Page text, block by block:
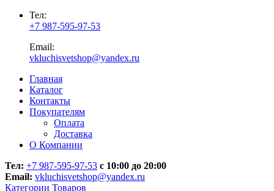
Тел:
+7 987-595-97-53
Email:
vkluchisvetshop@yandex.ru
Главная
Каталог
Контакты
Покупателям
Оплата
Доставка
О Компании
Тел: +7 987-595-97-53 с 10:00 до 20:00
Email: vkluchisvetshop@yandex.ru
Категории Товаров